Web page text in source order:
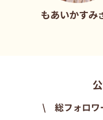
もあいかすみさん
\ 総フォロワ